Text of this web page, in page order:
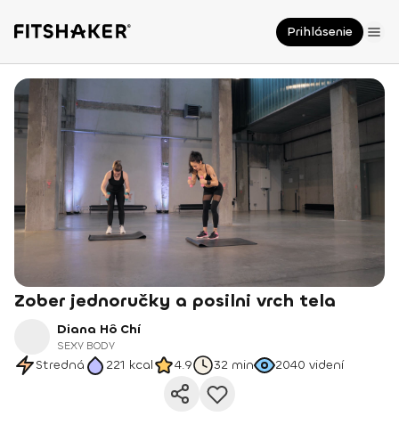
Prihlásenie
Zober jednoručky a posilni vrch tela
Diana Hô Chí
SEXY BODY
Stredná 221 kcal 4.9 32 min 2040 videní